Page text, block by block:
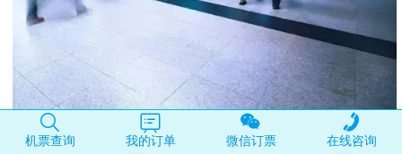
新用户第一次买机票有优惠吗？
机票查询 我的订单 微信订票 在线咨询